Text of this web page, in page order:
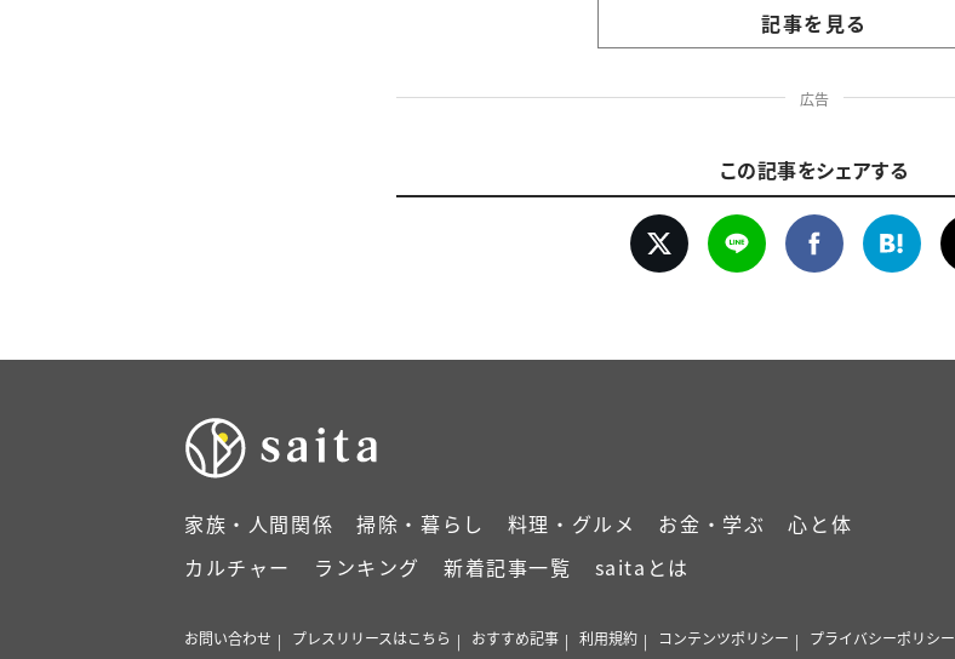
記事を見る
広告
この記事をシェアする
家族・人間関係 掃除・暮らし 料理・グルメ お金・学ぶ
心と体
カルチャー
ランキング 新着記事一覧 saitaとは
お問い合わせ プレスリリースはこちら おすすめ記事 利用規約 コンテンツポリシー プライバシーポリシー